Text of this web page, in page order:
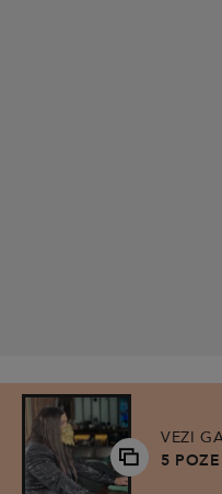
VEZI
5 POZE